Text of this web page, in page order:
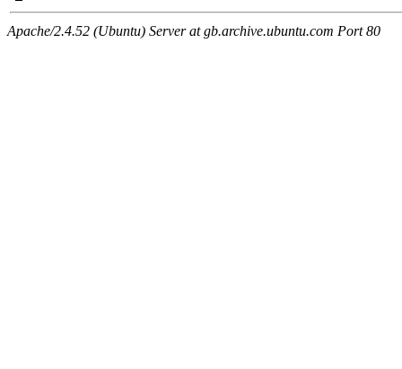
Apache/2.4.52 (Ubuntu) Server at gb.archive.ubuntu.com Port 80